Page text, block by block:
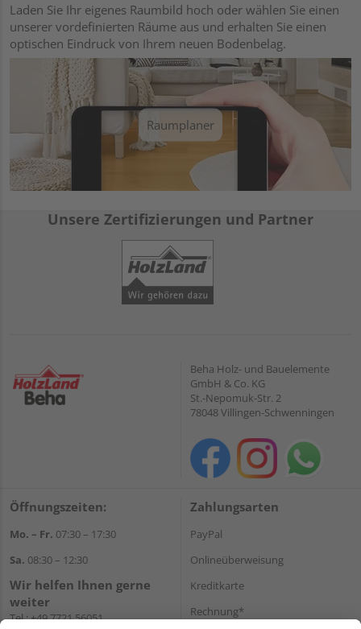
Laden Sie Ihr eigenes Raumbild hoch oder wählen Sie einen
unserer vordefinierten Räume aus und erhalten Sie einen
optischen Eindruck von Ihrem neuen Bodenbelag.
Raumplaner
Unsere Zertifizierungen und Partner
Beha Holz- und Bauelemente
GmbH & Co. KG
St.-Nepomuk-Str. 2
78048 Villingen-Schwenningen
Öffnungszeiten:
Mo. – Fr. 07:30 – 17:30
Sa. 08:30 – 12:30
Wir helfen Ihnen gerne
weiter
Tel.:+49 7721 56051
Zahlungsarten
PayPal
Onlineüberweisung
Kreditkarte
Rechnung*